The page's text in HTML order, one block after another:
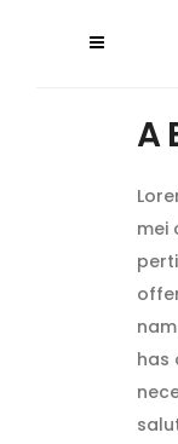
mei
has